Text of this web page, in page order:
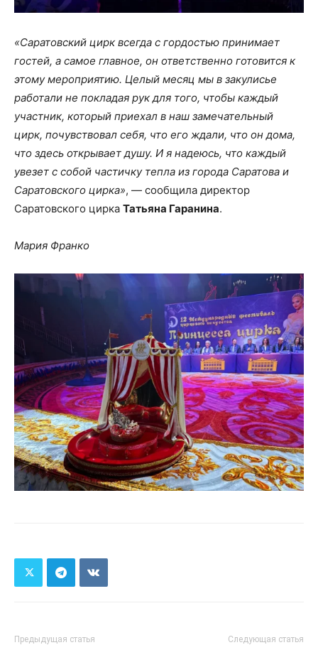
«Саратовский цирк всегда с гордостью принимает
гостей, а самое главное, он ответственно готовится к
этому мероприятию. Целый месяц мы в закулисье
работали не покладая рук для того, чтобы каждый
участник, который приехал в наш замечательный
цирк, почувствовал себя, что его ждали, что он дома,
что здесь открывает душу. И я надеюсь, что каждый
увезет с собой частичку тепла из города Саратова и
Саратовского цирка», — сообщила директор
Саратовского цирка Татьяна Гаранина.
Мария Франко
Предыдущая статья Следующая статья